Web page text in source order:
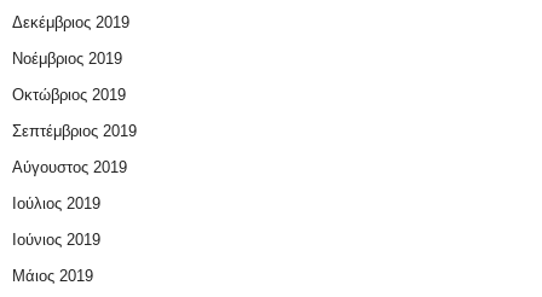
Δεκέμβριος 2019
Νοέμβριος 2019
Οκτώβριος 2019
Σεπτέμβριος 2019
Αύγουστος 2019
Ιούλιος 2019
Ιούνιος 2019
Μάιος 2019